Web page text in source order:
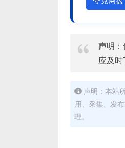
声明
应及时
声明：本站
用、采集、发
理。